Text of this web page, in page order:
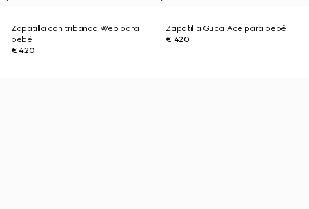
Zapatilla con tribanda Web para
bebé
€ 420
Zapatilla Gucci Ace para bebé
€ 420